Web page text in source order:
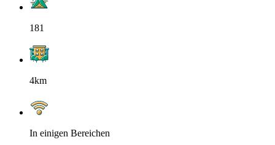
181
4km
In einigen Bereichen